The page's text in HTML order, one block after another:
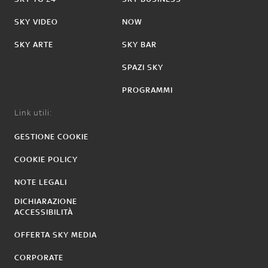
SKY VIDEO
SKY ARTE
NOW
SKY BAR
SPAZI SKY
PROGRAMMI
Link utili:
GESTIONE COOKIE
COOKIE POLICY
NOTE LEGALI
DICHIARAZIONE
ACCESSIBILITÀ
OFFERTA SKY MEDIA
CORPORATE